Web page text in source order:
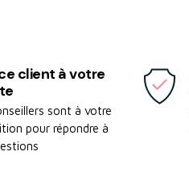
client à votre
sont à votre
pour répondre à